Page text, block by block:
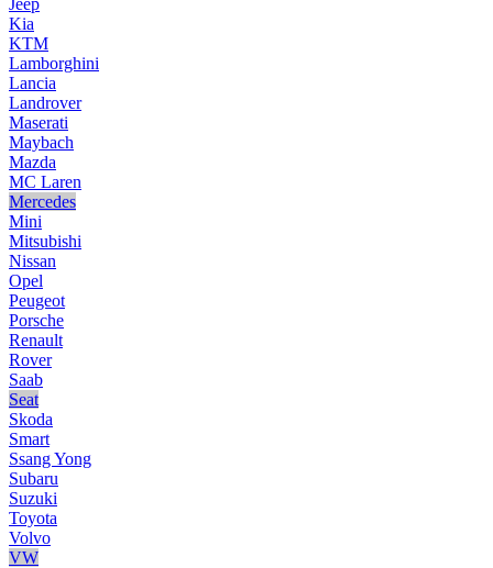
Jeep
Kia
KTM
Lamborghini
Lancia
Landrover
Maserati
Maybach
Mazda
MC Laren
Mercedes
Mini
Mitsubishi
Nissan
Opel
Peugeot
Porsche
Renault
Rover
Saab
Seat
Skoda
Smart
Ssang Yong
Subaru
Suzuki
Toyota
Volvo
VW